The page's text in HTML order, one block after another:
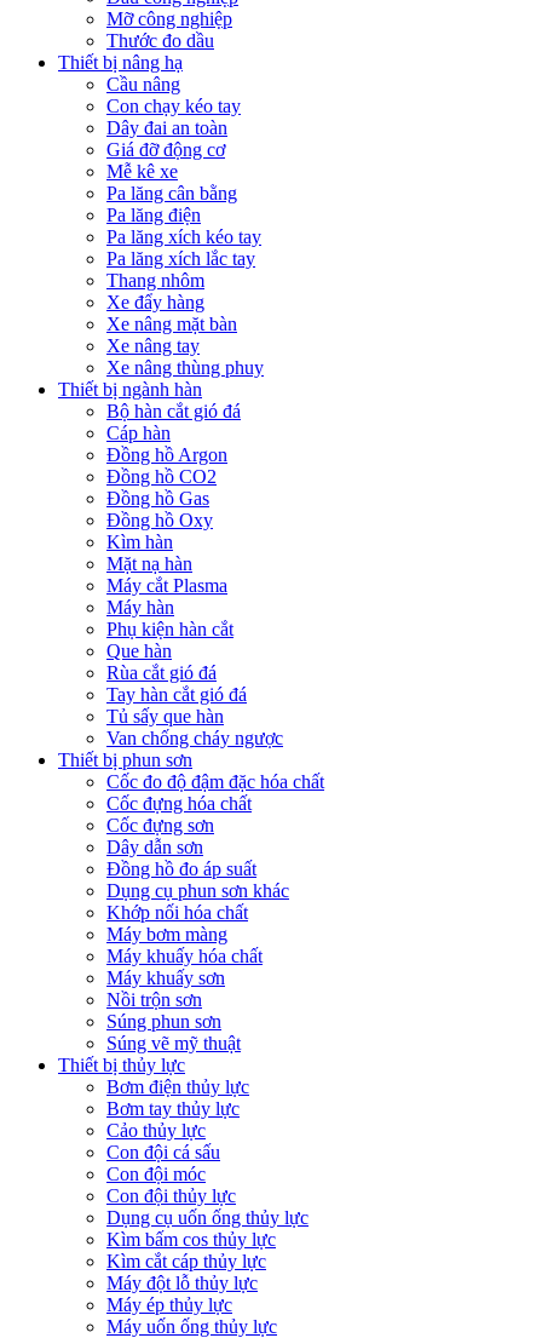
Mỡ công nghiệp
Thước đo dầu
Thiết bị nâng hạ
Cầu nâng
Con chạy kéo tay
Dây đai an toàn
Giá đỡ động cơ
Mễ kê xe
Pa lăng cân bằng
Pa lăng điện
Pa lăng xích kéo tay
Pa lăng xích lắc tay
Thang nhôm
Xe đẩy hàng
Xe nâng mặt bàn
Xe nâng tay
Xe nâng thùng phuy
Thiết bị ngành hàn
Bộ hàn cắt gió đá
Cáp hàn
Đồng hồ Argon
Đồng hồ CO2
Đồng hồ Gas
Đồng hồ Oxy
Kìm hàn
Mặt nạ hàn
Máy cắt Plasma
Máy hàn
Phụ kiện hàn cắt
Que hàn
Rùa cắt gió đá
Tay hàn cắt gió đá
Tủ sấy que hàn
Van chống cháy ngược
Thiết bị phun sơn
Cốc đo độ đậm đặc hóa chất
Cốc đựng hóa chất
Cốc đựng sơn
Dây dẫn sơn
Đồng hồ đo áp suất
Dụng cụ phun sơn khác
Khớp nối hóa chất
Máy bơm màng
Máy khuấy hóa chất
Máy khuấy sơn
Nồi trộn sơn
Súng phun sơn
Súng vẽ mỹ thuật
Thiết bị thủy lực
Bơm điện thủy lực
Bơm tay thủy lực
Cảo thủy lực
Con đội cá sấu
Con đội móc
Con đội thủy lực
Dụng cụ uốn ống thủy lực
Kìm bấm cos thủy lực
Kìm cắt cáp thủy lực
Máy đột lỗ thủy lực
Máy ép thủy lực
Máy uốn ống thủy lực